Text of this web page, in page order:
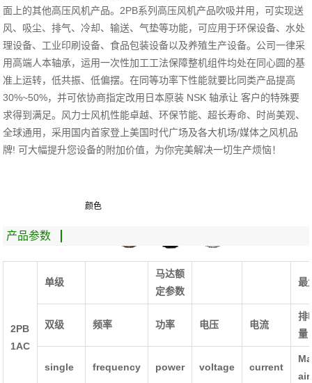
面上的其他高压风机产品。2PB系列高压风机产品吹吸并用，可实现送
风、吸尘、排气、冷却、输送、气垫等功能，可应用于环保设备、水处
理设备、工业印刷设备、食品包装设备以及养殖生产设备。公司一律采
用高端人本轴承，运用一次性加工工法保障整机组件均处在同心圆的基
准上运转，低共振、低偏摆。在同等功率下性能就要比同类产品提高
30%~50%，并可依协商指定改用日本原装 NSK 轴承让 客户的特殊要
求得到满足。风力士风机性能卓越、环保节能、超长寿命、时尚美观、
全球通用，采用国内首家登上美国时代广场及各大机场/媒体之风机品
牌! 可大幅提升您设备的附加价值，为你完美解决一切生产烦恼！
颜色
产品参数
2PB
1AC
单级
马达额
定参数
最
双级 频率 功率 电压 电流
排
量
single frequency power voltage current